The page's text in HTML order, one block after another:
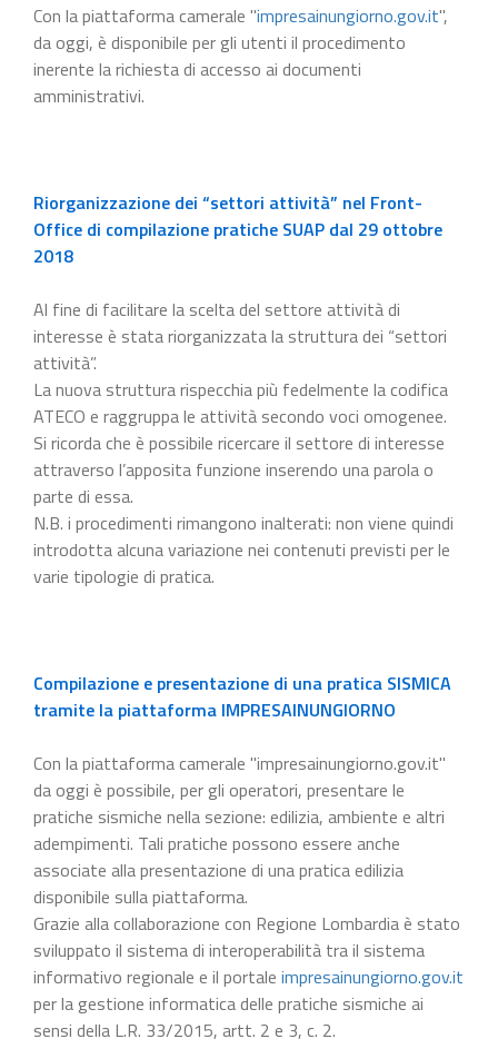
Con la piattaforma camerale "impresainungiorno.gov.it",
da oggi, è disponibile per gli utenti il procedimento
inerente la richiesta di accesso ai documenti
amministrativi.
Riorganizzazione dei “settori attività” nel Front-
Office di compilazione pratiche SUAP dal 29 ottobre
2018
Al fine di facilitare la scelta del settore attività di
interesse è stata riorganizzata la struttura dei “settori
attività”.
La nuova struttura rispecchia più fedelmente la codifica
ATECO e raggruppa le attività secondo voci omogenee.
Si ricorda che è possibile ricercare il settore di interesse
attraverso l’apposita funzione inserendo una parola o
parte di essa.
N.B. i procedimenti rimangono inalterati: non viene quindi
introdotta alcuna variazione nei contenuti previsti per le
varie tipologie di pratica.
Compilazione e presentazione di una pratica SISMICA
tramite la piattaforma IMPRESAINUNGIORNO
Con la piattaforma camerale "impresainungiorno.gov.it"
da oggi è possibile, per gli operatori, presentare le
pratiche sismiche nella sezione: edilizia, ambiente e altri
adempimenti. Tali pratiche possono essere anche
associate alla presentazione di una pratica edilizia
disponibile sulla piattaforma.
Grazie alla collaborazione con Regione Lombardia è stato
sviluppato il sistema di interoperabilità tra il sistema
informativo regionale e il portale impresainungiorno.gov.it
per la gestione informatica delle pratiche sismiche ai
sensi della L.R. 33/2015, artt. 2 e 3, c. 2.